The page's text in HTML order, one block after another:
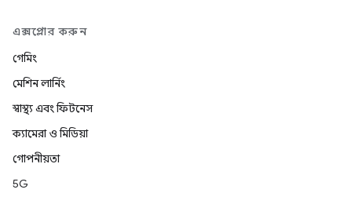
এক্সপ্লোর করুন
গেমিং
মেশিন লার্নিং
স্বাস্থ্য এবং ফিটনেস
ক্যামেরা ও মিডিয়া
গোপনীয়তা
5G